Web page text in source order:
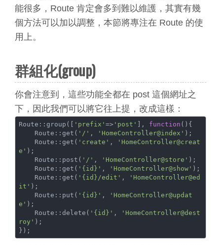
能很多，Route 肯定會多到難以維護，其實有幾
個方法可以加以調整，本節將專注在 Route 的使
用上。
群組化(group)
你會注意到，這些功能全都在 post 這個網址之
下，因此我們可以將它往上提，改成這樣：
Route::group([ 'prefix' => 'post' ], function ( ) {
    Route::get(
'/' , 'HomeController@index' );
    Route::get(
'create' ,
'HomeController@creat
e' );
    Route::post(
'/' , 'HomeController@store' );
    Route::get(
'{id}' , 'HomeController@show' );
    Route::get(
'{id}/edit' ,
'HomeController@ed
it' );
    Route::put(
'{id}' ,
'HomeController@updat
e' );
    Route::delete(
'{id}' ,
'HomeController@dest
roy' );